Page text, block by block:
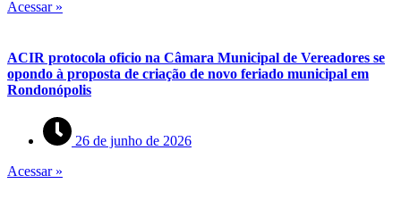
Acessar »
ACIR protocola oficio na Câmara Municipal de Vereadores se
opondo à proposta de criação de novo feriado municipal em
Rondonópolis
26 de junho de 2026
Acessar »